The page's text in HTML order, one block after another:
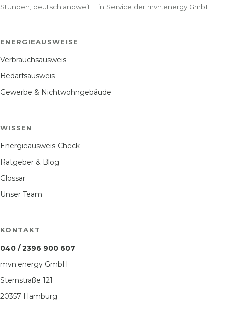
Stunden, deutschlandweit. Ein Service der mvn.energy GmbH.
ENERGIEAUSWEISE
Verbrauchsausweis
Bedarfsausweis
Gewerbe & Nichtwohngebäude
WISSEN
Energieausweis-Check
Ratgeber & Blog
Glossar
Unser Team
KONTAKT
040 / 2396 900 607
mvn.energy GmbH
Sternstraße 121
20357 Hamburg